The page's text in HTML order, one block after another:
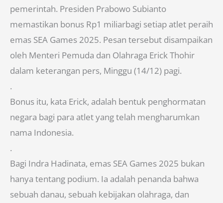
pemerintah. Presiden Prabowo Subianto
memastikan bonus Rp1 miliarbagi setiap atlet peraih
emas SEA Games 2025. Pesan tersebut disampaikan
oleh Menteri Pemuda dan Olahraga Erick Thohir
dalam keterangan pers, Minggu (14/12) pagi.
.
Bonus itu, kata Erick, adalah bentuk penghormatan
negara bagi para atlet yang telah mengharumkan
nama Indonesia.
.
Bagi Indra Hadinata, emas SEA Games 2025 bukan
hanya tentang podium. Ia adalah penanda bahwa
sebuah danau, sebuah kebijakan olahraga, dan